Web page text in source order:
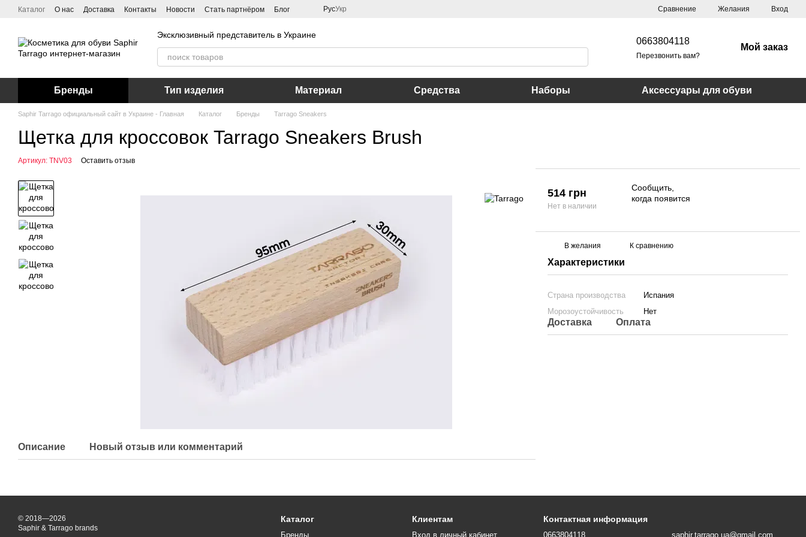
Перейти к основному контенту
Каталог О нас Доставка Контакты Новости Стать партнёром Блог РусУкр Сравнение Желания Вход
Эксклюзивный представитель в Украине
0663804118
Перезвонить вам?
Мой заказ
Бренды Тип изделия Материал Средства Наборы Аксессуары для обуви
Saphir Tarrago официальный сайт в Украине - Главная Каталог Бренды Tarrago Sneakers
Щетка для кроссовок Tarrago Sneakers Brush
Артикул: TNV03 Оставить отзыв
Описание Новый отзыв или комментарий
514 грн
Нет в наличии
Сообщить,
когда появится
В желания К сравнению
Характеристики
Страна производства
Испания
Морозоустойчивость
Нет
Доставка Оплата
© 2018—2026
Saphir & Tarrago brands
Каталог
Бренды
Клиентам
Вход в личный кабинет
Контактная информация
0663804118 saphir.tarrago.ua@gmail.com